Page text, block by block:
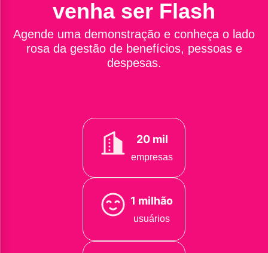
venha ser Flash
Agende uma demonstração e conheça o lado
rosa da gestão de benefícios, pessoas e
despesas.
20 mil
empresas
1 milhão
usuários